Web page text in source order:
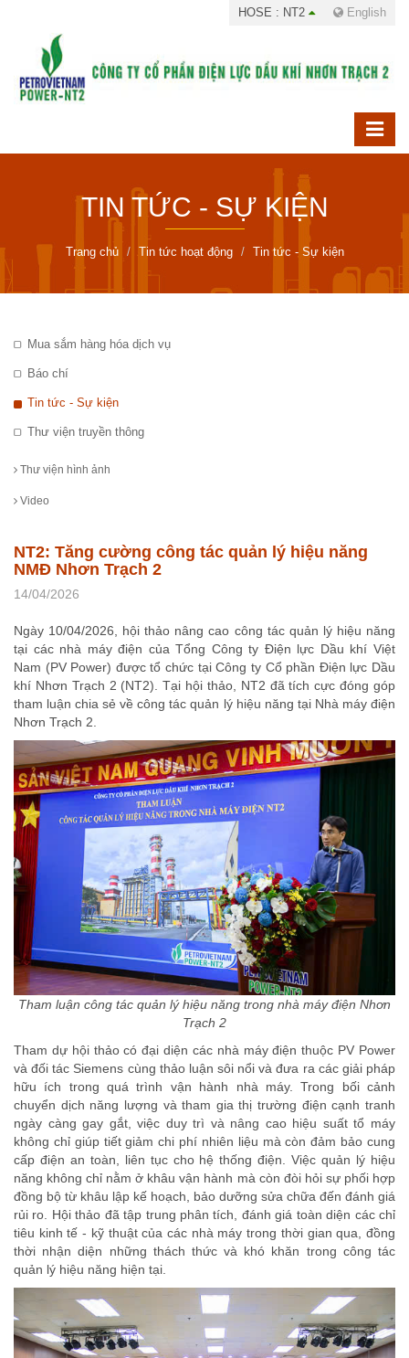
HOSE : NT2 English
TIN TỨC - SỰ KIỆN
Trang chủ Tin tức hoạt động Tin tức - Sự kiện
Mua sắm hàng hóa dịch vụ
Báo chí
Tin tức - Sự kiện
Thư viện truyền thông
Thư viện hình ảnh
Video
NT2: Tăng cường công tác quản lý hiệu năng
NMĐ Nhơn Trạch 2
14/04/2026
Ngày 10/04/2026, hội thảo nâng cao công tác quản lý hiệu năng
tại các nhà máy điện của Tổng Công ty Điện lực Dầu khí Việt
Nam (PV Power) được tổ chức tại Công ty Cổ phần Điện lực Dầu
khí Nhơn Trạch 2 (NT2). Tại hội thảo, NT2 đã tích cực đóng góp
tham luận chia sẻ về công tác quản lý hiệu năng tại Nhà máy điện
Nhơn Trạch 2.
Tham luận công tác quản lý hiệu năng trong nhà máy điện Nhơn
Trạch 2
Tham dự hội thảo có đại diện các nhà máy điện thuộc PV Power
và đối tác Siemens cùng thảo luận sôi nổi và đưa ra các giải pháp
hữu ích trong quá trình vận hành nhà máy. Trong bối cảnh
chuyển dịch năng lượng và tham gia thị trường điện cạnh tranh
ngày càng gay gắt, việc duy trì và nâng cao hiệu suất tổ máy
không chỉ giúp tiết giảm chi phí nhiên liệu mà còn đảm bảo cung
cấp điện an toàn, liên tục cho hệ thống điện. Việc quản lý hiệu
năng không chỉ nằm ở khâu vận hành mà còn đòi hỏi sự phối hợp
đồng bộ từ khâu lập kế hoạch, bảo dưỡng sửa chữa đến đánh giá
rủi ro. Hội thảo đã tập trung phân tích, đánh giá toàn diện các chỉ
tiêu kinh tế - kỹ thuật của các nhà máy trong thời gian qua, đồng
thời nhận diện những thách thức và khó khăn trong công tác
quản lý hiệu năng hiện tại.